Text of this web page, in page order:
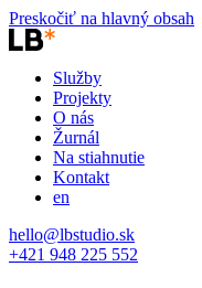
Preskočiť na hlavný obsah
Služby
Projekty
O nás
Žurnál
Na stiahnutie
Kontakt
en
hello@lbstudio.sk
+421 948 225 552